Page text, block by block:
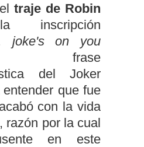
traje de Robin
inscripción
joke's on you
del Joker
que fue
con la vida
razón por la cual
en este